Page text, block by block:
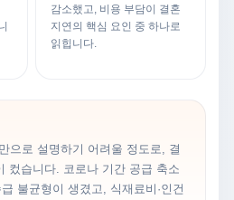
감소했고, 비용 부담이 결혼
지연의 핵심 요인 중 하나로
읽힙니다.
으로 설명하기 어려울 정도로, 결
컸습니다. 코로나 기간 공급 축소
불균형이 생겼고, 식재료비·인건